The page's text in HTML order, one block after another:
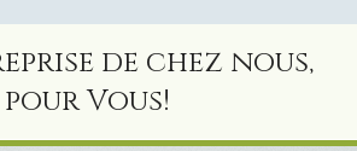
de chez nous,
pour Vous!